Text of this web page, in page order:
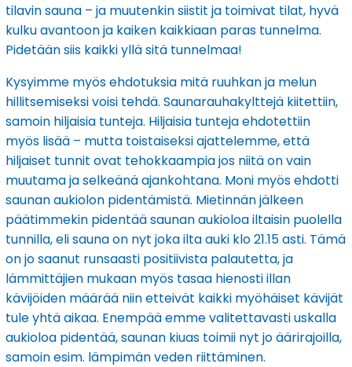
tilavin sauna – ja muutenkin siistit ja toimivat tilat, hyvä
kulku avantoon ja kaiken kaikkiaan paras tunnelma.
Pidetään siis kaikki yllä sitä tunnelmaa!
Kysyimme myös ehdotuksia mitä ruuhkan ja melun
hillitsemiseksi voisi tehdä. Saunarauhakylttejä kiitettiin,
samoin hiljaisia tunteja. Hiljaisia tunteja ehdotettiin
myös lisää – mutta toistaiseksi ajattelemme, että
hiljaiset tunnit ovat tehokkaampia jos niitä on vain
muutama ja selkeänä ajankohtana. Moni myös ehdotti
saunan aukiolon pidentämistä. Mietinnän jälkeen
päätimmekin pidentää saunan aukioloa iltaisin puolella
tunnilla, eli sauna on nyt joka ilta auki klo 21.15 asti. Tämä
on jo saanut runsaasti positiivista palautetta, ja
lämmittäjien mukaan myös tasaa hienosti illan
kävijöiden määrää niin etteivät kaikki myöhäiset kävijät
tule yhtä aikaa. Enempää emme valitettavasti uskalla
aukioloa pidentää, saunan kiuas toimii nyt jo äärirajoilla,
samoin esim. lämpimän veden riittäminen.